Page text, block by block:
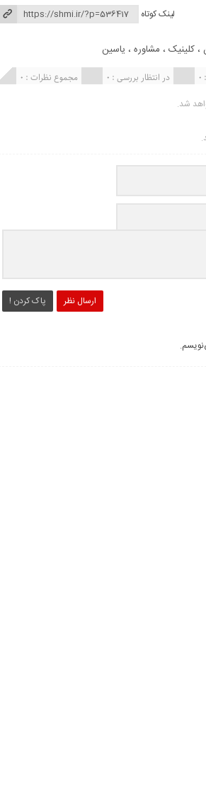
لینک کوتاه
،کلینیک ، مشاوره ، یاسین
مجموع نظرات : 0 در انتظار بررسی : 0
شد.
ارسال نظر پاک کردن !